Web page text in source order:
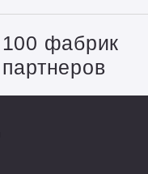
100 фабрик
партнеров